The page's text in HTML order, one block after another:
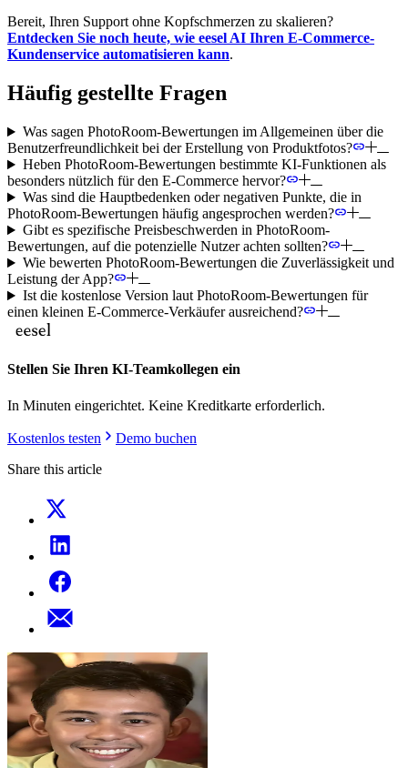
Bereit, Ihren Support ohne Kopfschmerzen zu skalieren?
Entdecken Sie noch heute, wie eesel AI Ihren E-Commerce-
Kundenservice automatisieren kann.
Häufig gestellte Fragen
Was sagen PhotoRoom-Bewertungen im Allgemeinen über die
Benutzerfreundlichkeit bei der Erstellung von Produktfotos?
Heben PhotoRoom-Bewertungen bestimmte KI-Funktionen als
besonders nützlich für den E-Commerce hervor?
Was sind die Hauptbedenken oder negativen Punkte, die in
PhotoRoom-Bewertungen häufig angesprochen werden?
Gibt es spezifische Preisbeschwerden in PhotoRoom-
Bewertungen, auf die potenzielle Nutzer achten sollten?
Wie bewerten PhotoRoom-Bewertungen die Zuverlässigkeit und
Leistung der App?
Ist die kostenlose Version laut PhotoRoom-Bewertungen für
einen kleinen E-Commerce-Verkäufer ausreichend?
Stellen Sie Ihren KI-Teamkollegen ein
In Minuten eingerichtet. Keine Kreditkarte erforderlich.
Kostenlos testen
Demo buchen
Share this article